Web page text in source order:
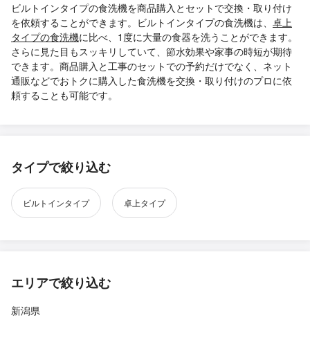
ビルトインタイプの食洗機を商品購入とセットで交換・取り付け
を依頼することができます。ビルトインタイプの食洗機は、 卓上
タイプの食洗機に比べ、1度に大量の食器を洗うことができます。
さらに見た目もスッキリしていて、節水効果や家事の時短が期待
できます。商品購入と工事のセットでの予約だけでなく、ネット
通販などでおトクに購入した食洗機を交換・取り付けのプロに依
頼することも可能です。
タイプで絞り込む
ビルトインタイプ 卓上タイプ
エリアで絞り込む
新潟県